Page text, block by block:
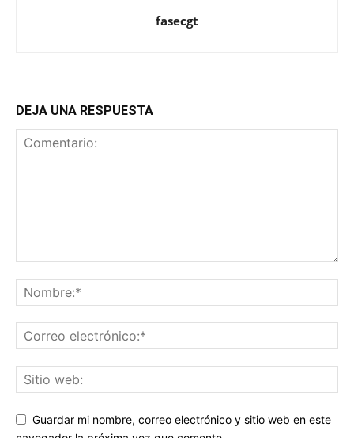
fasecgt
DEJA UNA RESPUESTA
Guardar mi nombre, correo electrónico y sitio web en este